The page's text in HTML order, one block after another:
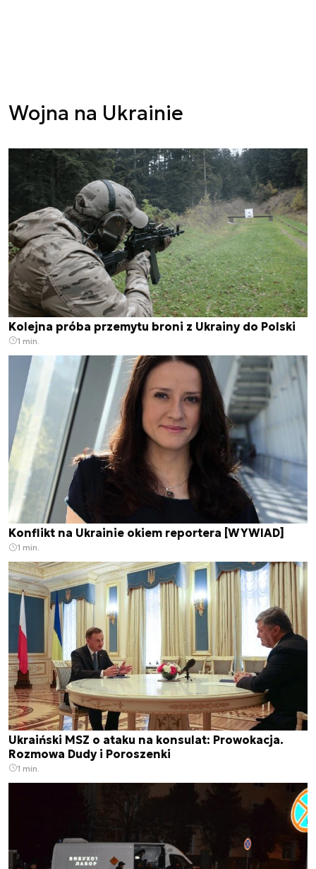
Wojna na Ukrainie
Kolejna próba przemytu broni z Ukrainy do Polski
1 min.
Konflikt na Ukrainie okiem reportera [WYWIAD]
1 min.
Ukraiński MSZ o ataku na konsulat: Prowokacja.
Rozmowa Dudy i Poroszenki
1 min.